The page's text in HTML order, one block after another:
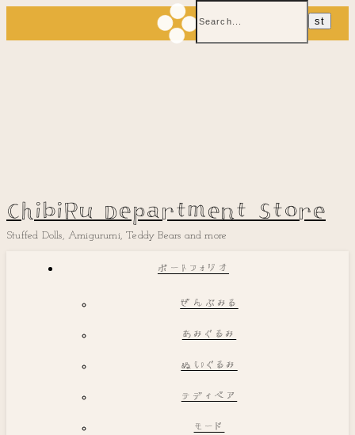
ChibiRu Department Store
Stuffed Dolls, Amigurumi, Teddy Bears and more
ポートフォリオ
ぜんぶみる
あみぐるみ
ぬいぐるみ
テディベア
モード